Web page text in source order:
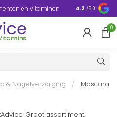
en vitaminen Europa
4.2 /5.0
0
& Nagelverzorging / Mascara
Groot assortiment,